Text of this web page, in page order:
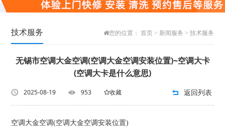
技术服务 您的位置： 首页> 新闻服务 > 技术服务
无锡市空调大金空调(空调大金空调安装位置)~空调大卡
(空调大卡是什么意思)
2025-08-19 953 收藏 返回列表
空调大金空调(空调大金空调安装位置)